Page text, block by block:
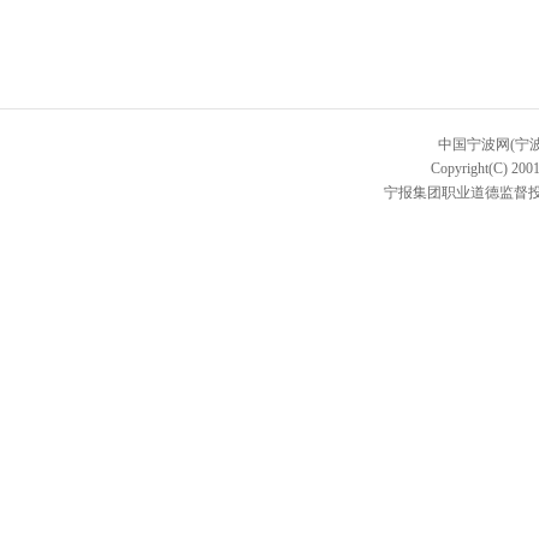
中国宁波网(宁
Copyright(C)
宁报集团职业道德监督